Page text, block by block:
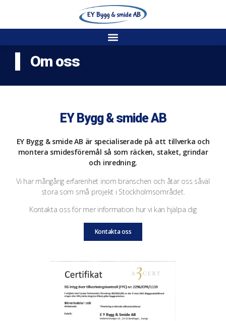
Om oss
EY Bygg & smide AB
EY Bygg & smide AB är specialiserade på att tillverka och
montera smidesföremål så som räcken, staket, grindar
och inredning.
Vi har mångårig erfarenhet inom branschen och åtar oss såväl
stora som små projekt i Stockholmsområdet.
Kontakta oss för mer information hur vi kan hjälpa dig
Kontakta oss